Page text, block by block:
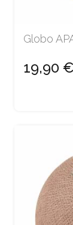
Globo
19,90 €